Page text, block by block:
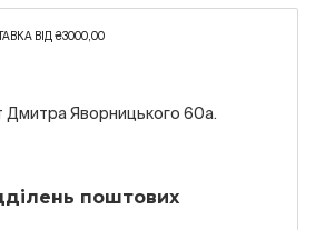
ВІД ₴3000,00
Дмитра Яворницького 60а.
поштових